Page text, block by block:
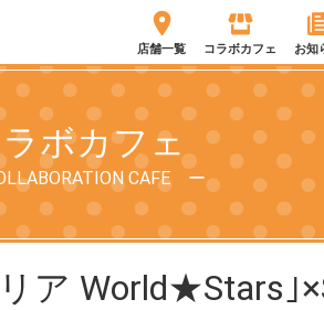
店舗一覧 コラボカフェ お知
ボカフェ
CAFE ー
ア World★Stars｣